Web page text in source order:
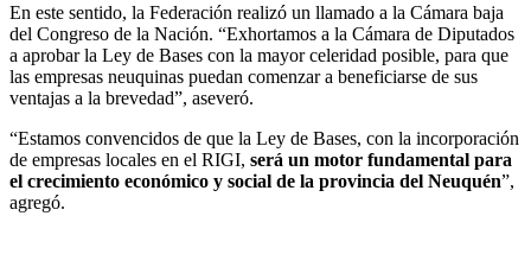
En este sentido, la Federación realizó un llamado a la Cámara baja
del Congreso de la Nación. “Exhortamos a la Cámara de Diputados
a aprobar la Ley de Bases con la mayor celeridad posible, para que
las empresas neuquinas puedan comenzar a beneficiarse de sus
ventajas a la brevedad”, aseveró.
“Estamos convencidos de que la Ley de Bases, con la incorporación
de empresas locales en el RIGI, será un motor fundamental para
el crecimiento económico y social de la provincia del Neuquén”,
agregó.